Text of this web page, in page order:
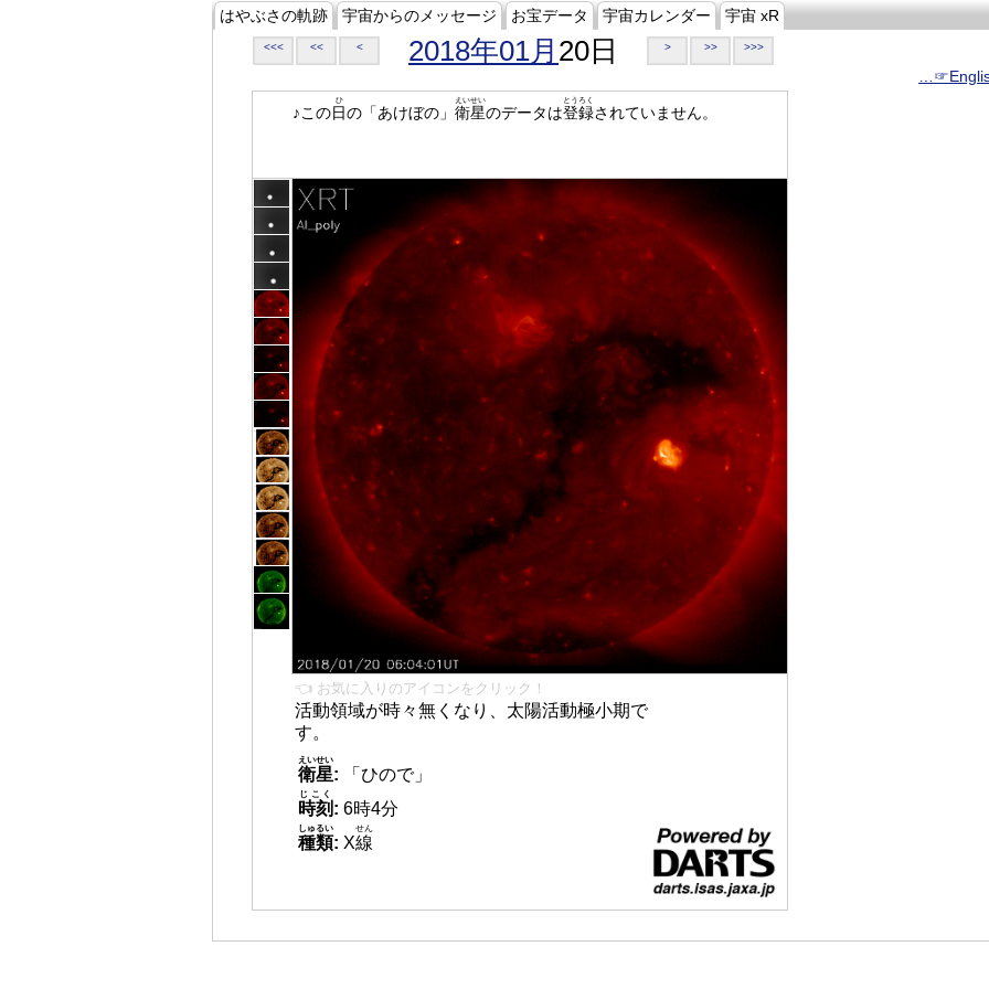
はやぶさの軌跡 宇宙からのメッセージ お宝データ 宇宙カレンダー 宇宙 xR
<<< << < 2018年01月 20日 > >> >>>
♪この日
ひ
の「あけぼの」 衛星
えいせい
のデータは登録
とうろく
されていません。
👈 お気に入りのアイコンをクリック！
活動領域が時々無くなり、太陽活動極小期で
す。
衛星
えいせい
:
「ひので」
時刻
じこく
: 6時4分
種類
しゅるい
: X線
せん